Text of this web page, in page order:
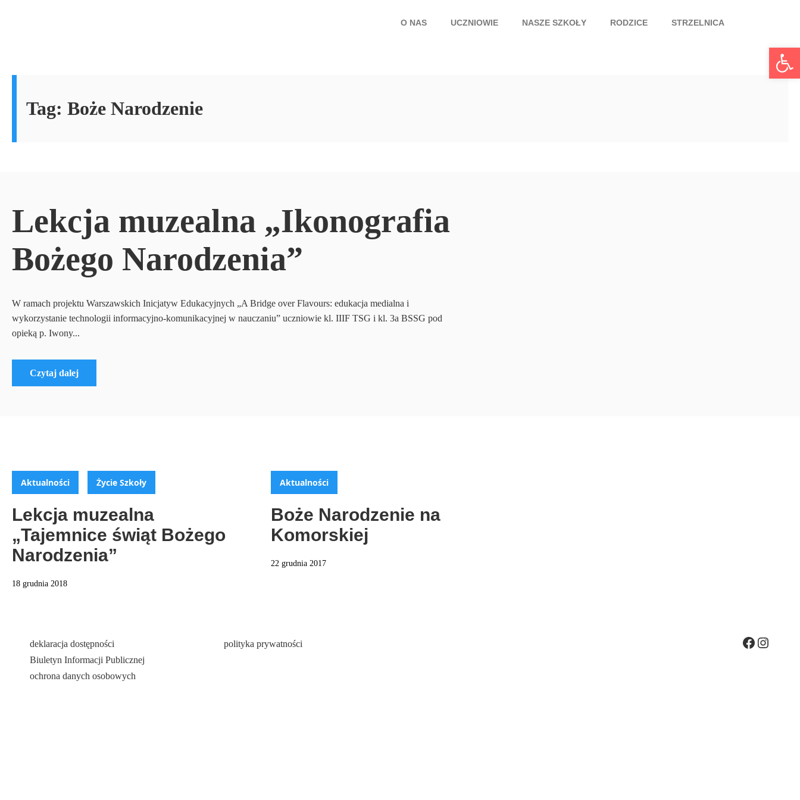
O NAS UCZNIOWIE NASZE SZKOŁY RODZICE STRZELNICA
Tag: Boże Narodzenie
Lekcja muzealna „Ikonografia
Bożego Narodzenia”
W ramach projektu Warszawskich Inicjatyw Edukacyjnych „A Bridge over Flavours: edukacja medialna i
wykorzystanie technologii informacyjno-komunikacyjnej w nauczaniu” uczniowie kl. IIIF TSG i kl. 3a BSSG pod
opieką p. Iwony...
Czytaj dalej
Aktualności Życie Szkoły
Lekcja muzealna
„Tajemnice świąt Bożego
Narodzenia”
18 grudnia 2018
Aktualności
Boże Narodzenie na
Komorskiej
22 grudnia 2017
deklaracja dostępności
Biuletyn Informacji Publicznej
ochrona danych osobowych
polityka prywatności
Otwórz pasek narzędzi